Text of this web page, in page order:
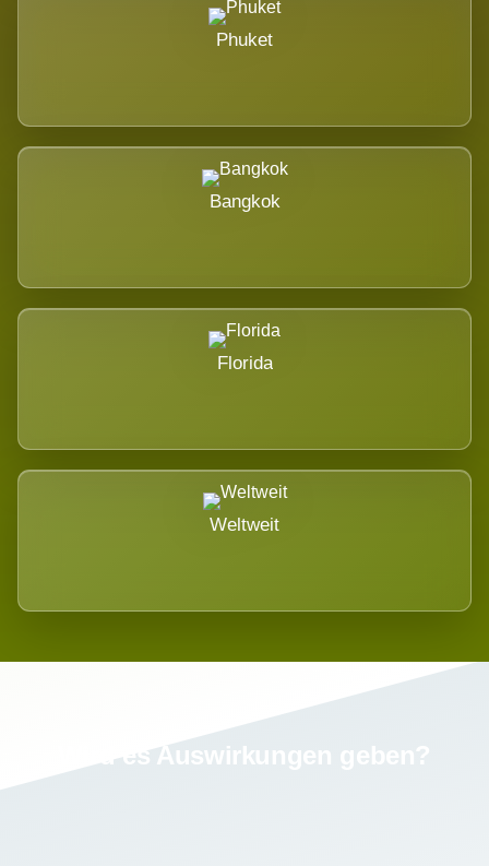
Phuket
Bangkok
Florida
Weltweit
Wird es Auswirkungen geben?